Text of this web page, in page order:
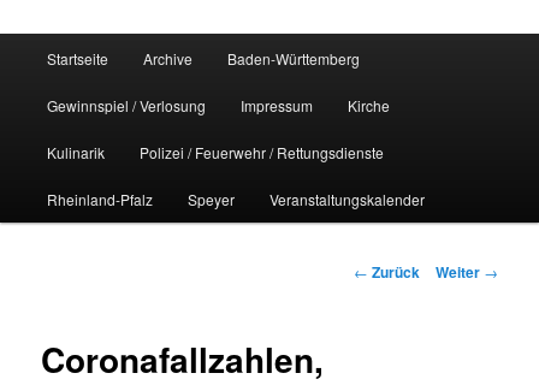
Startseite Archive Baden-Württemberg
Gewinnspiel / Verlosung Impressum Kirche
Kulinarik Polizei / Feuerwehr / Rettungsdienste
Rheinland-Pfalz Speyer Veranstaltungskalender
Beitrags-
← Zurück Weiter →
Coronafallzahlen,